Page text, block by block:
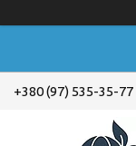
+380 (97) 535-35-77